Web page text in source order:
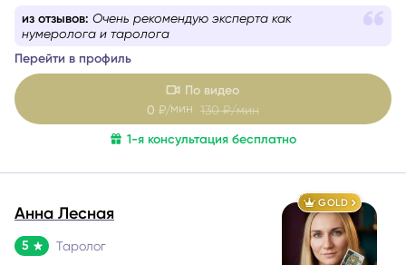
самопомощи, сбалансировать энергии в зависимости от
ситуации.
из отзывов: Очень рекомендую эксперта как
нумеролога и таролога
Перейти в профиль
По видео
0 ₽/мин 130 ₽/мин
1-я консультация бесплатно
GOLD
Анна Лесная
5 Таролог